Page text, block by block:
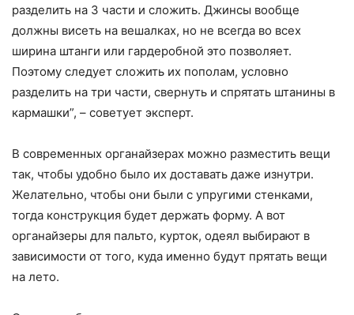
разделить на 3 части и сложить. Джинсы вообще
должны висеть на вешалках, но не всегда во всех
ширина штанги или гардеробной это позволяет.
Поэтому следует сложить их пополам, условно
разделить на три части, свернуть и спрятать штанины в
кармашки”, – советует эксперт.
В современных органайзерах можно разместить вещи
так, чтобы удобно было их доставать даже изнутри.
Желательно, чтобы они были с упругими стенками,
тогда конструкция будет держать форму. А вот
органайзеры для пальто, курток, одеял выбирают в
зависимости от того, куда именно будут прятать вещи
на лето.